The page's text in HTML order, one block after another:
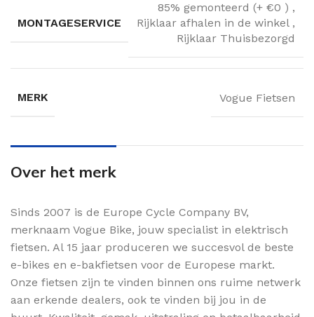
MONTAGESERVICE
85% gemonteerd (+ €0 ) ,
Rijklaar afhalen in de winkel ,
Rijklaar Thuisbezorgd
MERK Vogue Fietsen
Over het merk
Sinds 2007 is de Europe Cycle Company BV,
merknaam Vogue Bike, jouw specialist in elektrisch
fietsen. Al 15 jaar produceren we succesvol de beste
e-bikes en e-bakfietsen voor de Europese markt.
Onze fietsen zijn te vinden binnen ons ruime netwerk
aan erkende dealers, ook te vinden bij jou in de